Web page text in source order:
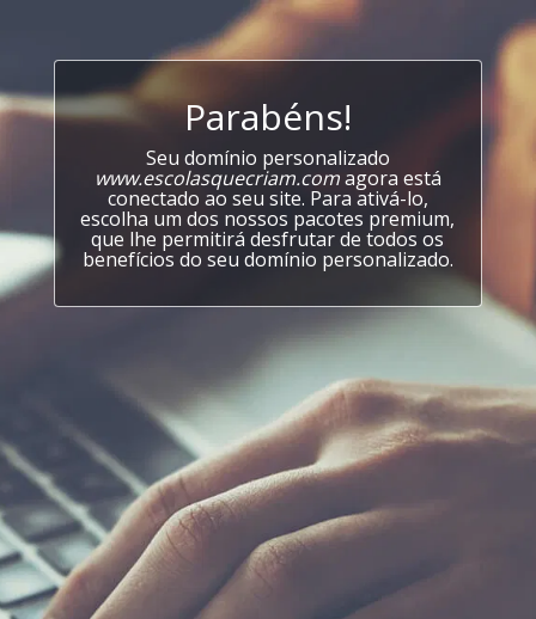
Parabéns!
Seu domínio personalizado
www.escolasquecriam.comagora está
conectado ao seu site. Para ativá-lo,
escolha um dos nossos pacotes premium,
que lhe permitirá desfrutar de todos os
benefícios do seu domínio personalizado.